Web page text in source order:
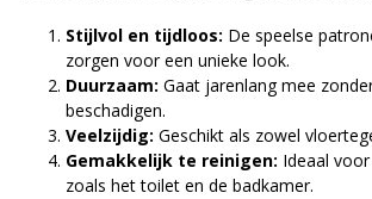
Stijlvol en tijdloos: De speelse
zorgen voor een unieke look.
Duurzaam: Gaat jarenlang mee
beschadigen.
Veelzijdig: Geschikt als zowel
Gemakkelijk te reinigen: Ideaal
zoals het toilet en de badkamer.